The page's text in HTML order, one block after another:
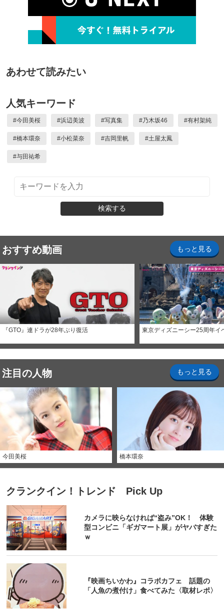
あわせて読みたい
人気キーワード
#今田美桜 #浜辺美波 #写真集 #乃木坂46 #有村架純
#橋本環奈 #小松菜奈 #吉岡里帆 #土屋太鳳
#与田祐希
検索する
おすすめ動画 もっと見る
『GTO』連ドラが28年ぶり復活 東京ディズニーシー25周年イ
注目の人物 もっと見る
今田美桜 橋本環奈
クランクイン！トレンド Pick Up
カメラに映らなければ“盗み”OK！ 体験
型コンビニ「ギガマート展」がヤバすぎた
ｗ
『映画ちいかわ』コラボカフェ 話題の
「人魚の煮付け」食べてみた〈取材レポ〉